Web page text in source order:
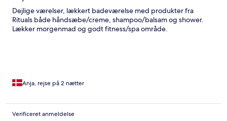
Dejlige værelser, lækkert badeværelse med produkter fra
Rituals både håndsæbe/creme, shampoo/balsam og shower.
Lækker morgenmad og godt fitness/spa område.
Anja, rejse på 2 nætter
Verificeret anmeldelse